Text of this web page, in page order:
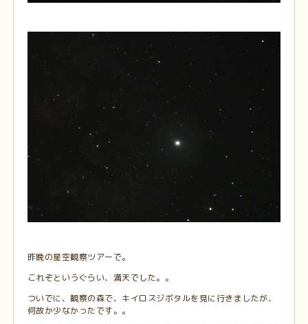
昨晩の星空観察ツアーで。
これぞというぐらい、満天でした。。
ついでに、観察の森で、キイロスジボタルを見に行きましたが、
何故か少なかったです。。